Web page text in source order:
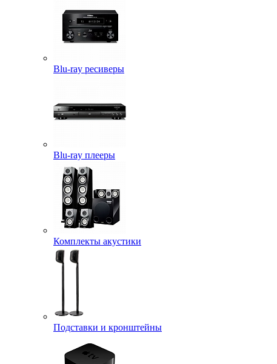
Blu-ray ресиверы
Blu-ray плееры
Комплекты акустики
Подставки и кронштейны